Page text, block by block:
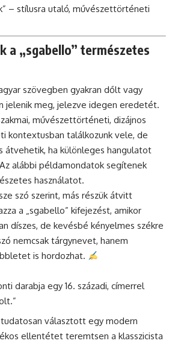
– stílusra utaló, művészettörténeti
a „sgabello” természetes
szövegben gyakran dőlt vagy
jelenik meg, jelezve idegen eredetét.
művészettörténeti, dizájnos
kontextusban találkozunk vele, de
átvehetik, ha különleges hangulatot
alábbi példamondatok segítenek
használatot.
szó szerint, más részük átvitt
a „sgabello” kifejezést, amikor
díszes, de kevésbé kényelmes székre
nemcsak tárgynevet, hanem
is hordozhat.
darabja egy 16. századi, címerrel
tudatosan választott egy modern
ellentétet teremtsen a klasszicista